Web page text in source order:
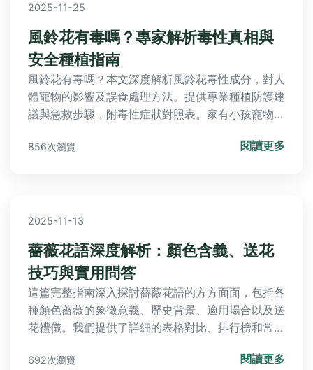
2025-11-25
風鈴花有毒嗎？專家解析毒性真相與
安全種植指南
風鈴花有毒嗎？本文深度解析風鈴花毒性成分，對人
體寵物的影響及誤食處理方法。提供專業種植防護建
議與急救步驟，附毒性症狀對照表。家有小孩寵物必
856次瀏覽 閱讀更多
2025-11-13
薔薇花語深度解析：顏色含義、送花
技巧與實用問答
這篇完整指南深入探討薔薇花語的方方面面，包括各
種顏色薔薇的象徵意義、歷史背景、適用場合以及送
花禮儀。我們提供了詳細的表格對比、排行榜和常見
達愛意、友誼或道歉，都能找到最適合的建議。此
692次瀏覽 閱讀更多